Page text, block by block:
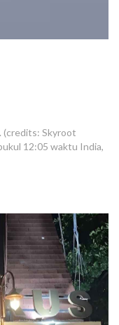
(credits: Skyroot
12:05 waktu India,